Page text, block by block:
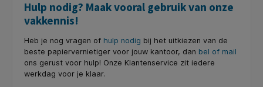
Hulp nodig? Maak vooral gebruik van onze
vakkennis!
Heb je nog vragen of hulp nodig bij het uitkiezen van de
beste papiervernietiger voor jouw kantoor, dan bel of mail
ons gerust voor hulp! Onze Klantenservice zit iedere
werkdag voor je klaar.